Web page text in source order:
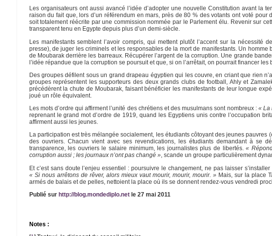
Les organisateurs ont aussi avancé l’idée d’adopter une nouvelle Constitution avant la
raison du fait que, lors d’un référendum en mars, près de 80 % des votants ont voté
soit totalement réécrite par une commission nommée par le Parlement élu. Revenir sur
transparent tenu en Egypte depuis plus d’un demi-siècle.
Les manifestants semblent l’avoir compris, qui mettent plutôt l’accent sur la
presse), de juger les criminels et les responsables de la mort de manifestants. Un
de Moubarak derrière les barreaux. Récupérer l’argent de la corruption. Une grande
l’idée répandue que la corruption se poursuit et que, si on l’arrêtait, on pourrait financer les
Des groupes défilent sous un grand drapeau égyptien qui les couvre, en criant que rien
groupes représentent les supporteurs des deux grands clubs de football, Ahly et
précédèrent la chute de Moubarak, faisant bénéficier les manifestants de leur longue
joué un rôle équivalent.
Les mots d’ordre qui affirment l’unité des chrétiens et des musulmans sont nombreux :« La
reprenant le grand mot d’ordre de 1919, quand les Egyptiens unis contre l’occupation
affirment aussi les jeunes.
La participation est très mélangée socialement, les étudiants côtoyant des jeunes pauvres
des ouvriers. Chacun vient avec ses revendications, les étudiants demandant à se
transparence, les ouvriers le salaire minimum, les journalistes plus de libertés.«
corruption aussi ; les journaux n’ont pas changé », scande un groupe particulièrement
Et c’est sans doute l’enjeu essentiel : poursuivre le changement, ne pas laisser
« Si nous arrêtons de rêver, alors mieux vaut mourir, mourir, mourir. »Mais, sur la place
armés de balais et de pelles, nettoient la place où ils se donnent rendez-vous vendredi
Publié sur http://blog.mondediplo.netle 27 mai 2011
Notes :